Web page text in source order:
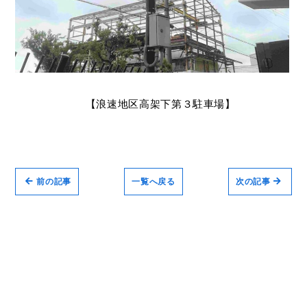
【浪速地区高架下第３駐車場】
次の記事
一覧へ戻る
前の記事